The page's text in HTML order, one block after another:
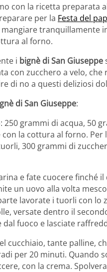
con la ricetta preparata
per la Festa del
tranquillamente
al forno.
i bignè di San Giuseppe
con zucchero a velo, che
di no a questi deliziosi
di San Giuseppe:
250 grammi di acqua, 50
la cottura al forno. Per
300 grammi di
e fate cuocere finché
un uovo alla volta
lavorate i tuorli con lo
versate dentro il
fuoco e lasciate
cucchiaio, tante palline,
per 20 minuti. Quando
con la crema.